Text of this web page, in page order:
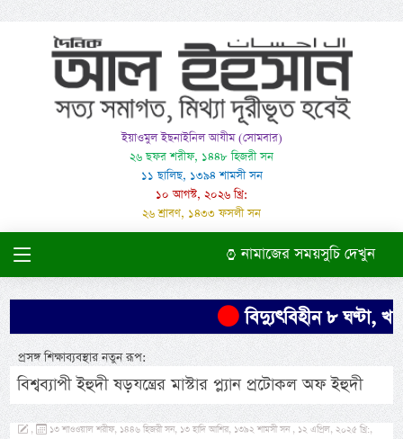
ইয়াওমুল ইছনাইনিল আযীম (সোমবার)
২৬ ছফর শরীফ, ১৪৪৮ হিজরী সন
১১ ছালিছ, ১৩৯৪ শামসী সন
১০ আগস্ট, ২০২৬ খ্রি:
২৬ শ্রাবণ, ১৪৩৩ ফসলী সন
নামাজের সময়সুচি দেখুন
বিদ্যুৎবিহীন ৮ ঘণ্টা,
প্রসঙ্গ শিক্ষাব্যবস্থার নতুন রূপ:
বিশ্বব্যাপী ইহুদী ষড়যন্ত্রের মাস্টার প্ল্যান প্রটোকল অফ ইহুদী
,
১৩ শাওওয়াল শরীফ, ১৪৪৬ হিজরী সন, ১৩ হাদি আশির, ১৩৯২ শামসী সন , ১২ এপ্রিল, ২০২৫ খ্রি:,